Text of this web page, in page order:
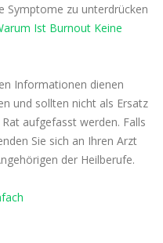
Symptome zu unterdrücken
Ist Burnout Keine
Informationen dienen
und sollten nicht als Ersatz
aufgefasst werden. Falls
Sie sich an Ihren Arzt
der Heilberufe.